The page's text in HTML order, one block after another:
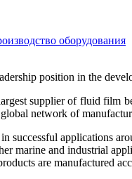
оборудования
position in the
supplier of fluid film
network of
successful applications
marine and industrial
are manufactured